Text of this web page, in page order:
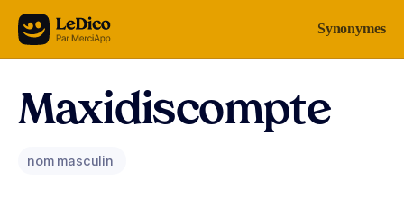
Aller au contenu Synonymes
Maxidiscompte
nom masculin